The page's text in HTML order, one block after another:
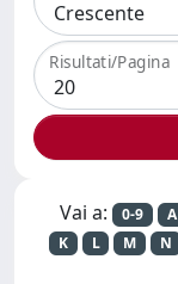
Risultati/Pagina
Vai a: 0-9 A
K
L M N